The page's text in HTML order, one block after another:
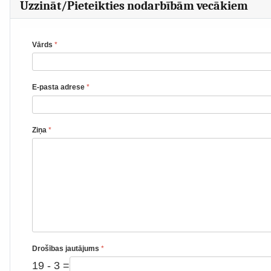
Uzzināt/Pieteikties nodarbībām vecākiem
Vārds *
E-pasta adrese *
Ziņa *
Drošības jautājums *
19 - 3 =